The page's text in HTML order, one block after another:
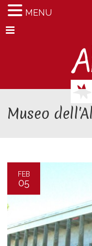
Menu
Museo
FEB
05
MENU